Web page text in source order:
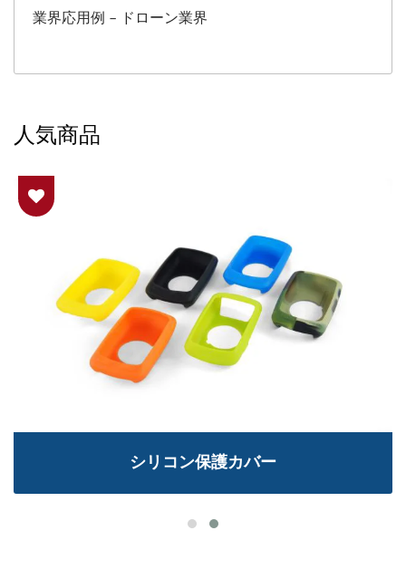
業界応用例 – ドローン業界
人気商品
シリコン保護カバー